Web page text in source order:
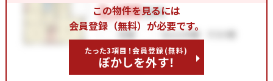
この物件を見るには
会員登録（無料）が必要です。
たった3項目！会員登録(無料)
ぼかしを外す！